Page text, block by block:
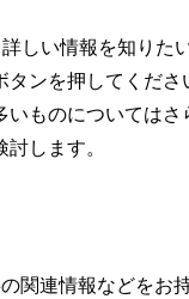
しい情報を知りた
タンを押してくださ
いものについては
します。
関連情報などをお